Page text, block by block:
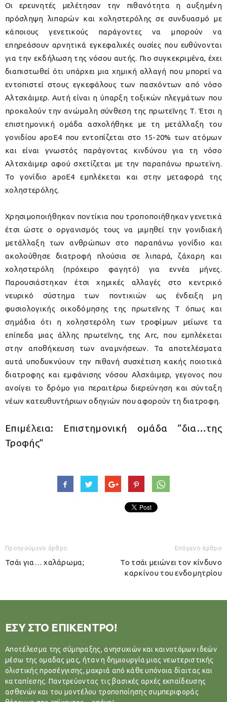
Οι ερευνητές μελέτησαν την πιθανότητα η αυξημένη
πρόσληψη λιπαρών και χοληστερόλης σε συνδυασμό με
κάποιους γενετικούς παράγοντες να μπορούν να
επηρεάσουν αρνητικά εγκεφαλικές ουσίες που ευθύνονται
για την εκδήλωση της νόσου αυτής. Πιο συγκεκριμένα, έχει
διαπιστωθεί ότι υπάρχει μια χημική αλλαγή που μπορεί να
εντοπιστεί στους εγκεφάλους των πασχόντων από νόσο
Αλτσχάιμερ. Αυτή είναι η ύπαρξη τοξικών πλεγμάτων που
προκαλούν την ανώμαλη σύνθεση της πρωτεΐνης Τ. Έτσι η
επιστημονική ομάδα ασχολήθηκε με τη μετάλλαξη του
γονιδίου apoE4 που εντοπίζεται στο 15-20% των ατόμων
και είναι γνωστός παράγοντας κινδύνου για τη νόσο
Αλτσχάιμερ αφού σχετίζεται με την παραπάνω πρωτεϊνη.
Το γονίδιο apoE4 εμπλέκεται και στην μεταφορά της
χοληστερόλης.
Χρησιμοποιήθηκαν ποντίκια που τροποποιήθηκαν γενετικά
έτσι ώστε ο οργανισμός τους να μιμηθεί την γονιδιακή
μετάλλαξη των ανθρώπων στο παραπάνω γονίδιο και
ακολούθησε διατροφή πλούσια σε λιπαρά, ζάχαρη και
χοληστερόλη (πρόχειρο φαγητό) για εννέα μήνες.
Παρουσιάστηκαν έτσι χημικές αλλαγές στο κεντρικό
νευρικό σύστημα των ποντικιών ως ένδειξη μη
φυσιολογικής οικοδόμησης της πρωτεΐνης Τ όπως και
σημάδια ότι η χοληστερόλη των τροφίμων μείωνε τα
επίπεδα μιας άλλης πρωτεΐνης, της Arc, που εμπλέκεται
στην αποθήκευση των αναμνήσεων. Τα αποτελέσματα
αυτά υποδυκνύουν την πιθανή συσχέτιση κακής ποιοτικά
διατροφης και εμφάνισης νόσου Αλσχάιμερ, γεγονος που
ανοίγει το δρόμο για περαιτέρω διερεύνηση και σύνταξη
νέων κατευθυντήριων οδηγιών που αφορούν τη διατροφη.
Επιμέλεια: Επιστημονική ομάδα “δια…της
Τροφής”
Προηγούμενο άρθρο
Τσάι για… χαλάρωμα;
Επόμενο άρθρο
Το τσάι μειώνει τον κίνδυνο
καρκίνου του ενδομητρίου
ΕΣΥ ΣΤΟ ΕΠΙΚΕΝΤΡΟ!
Αποτέλεσμα της σύμπραξης, ανησυχιών και καινοτόμων ιδεών
μέσω της ομαδας μας, ήταν η δημιουργία μιας νεωτεριστικής
ολιστικής προσέγγισης, μακριά από κάθε υπόνοια δίαιτας και
καταπίεσης. Παντρεύοντας τις βασικές αρχές εκπαίδευσης
ασθενών και του μοντέλου τροποποίησης συμπεριφοράς